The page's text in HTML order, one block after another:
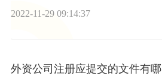
2022-11-29 09:14:37
外资公司注册应提交的文件有哪